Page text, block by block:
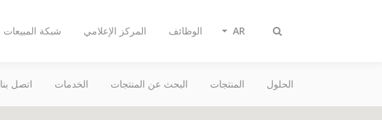
تبديل
شبكة المبيعات المركز الإعلامي الوظائف AR
الحلول المنتجات البحث عن المنتجات الخدمات اتصل بنا